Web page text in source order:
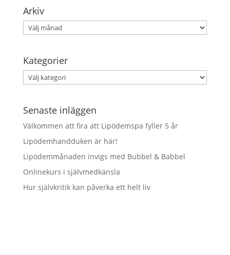
Arkiv
Arkiv
Kategorier
Kategorier
Senaste inläggen
Välkommen att fira att Lipödemspa fyller 5 år
Lipödemhandduken är här!
Lipödemmånaden invigs med Bubbel & Babbel
Onlinekurs i självmedkänsla
Hur självkritik kan påverka ett helt liv